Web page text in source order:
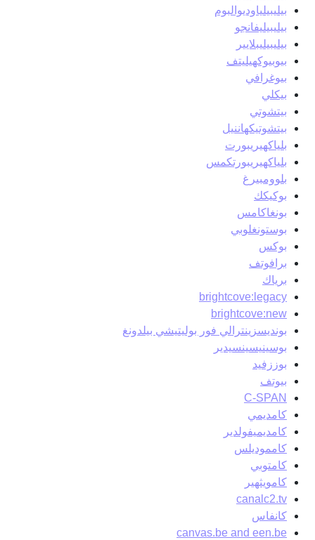
بيليبيلياوديوالبوم
بيليبيليفانجو
بيليبيليبلايير
بيوبيوكهيليتف
بيوغرافي
بيكلي
بيتشوتي
بيتشوتيكهاننيل
بلياكهيريبورت
بلياكهيريبورتكمس
بلوومبيرغ
بوكيكك
بونغاكامس
بوستونغلوبي
بوكس
برافوتف
برياك
brightcove:legacy
brightcove:new
بونديسزينترالي فور بوليتيشي بيلدونغ
بوسينيسينسيدير
بوززفيد
بيوتف
C-SPAN
كامديمي
كامديميفولدير
كامموديلس
كامتوبي
كامويثهير
canalc2.tv
كانفاس
canvas.be and een.be